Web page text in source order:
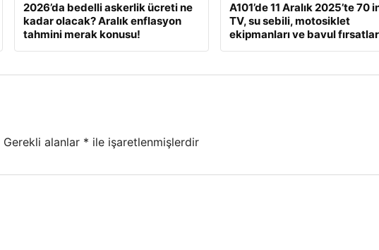
2026’da bedelli askerlik ücreti ne
kadar olacak? Aralık enflasyon
tahmini merak konusu!
A101’de 11 Aralık 2025’te 70
TV, su sebili, motosiklet
ekipmanları ve bavul
Gerekli alanlar * ile işaretlenmişlerdir